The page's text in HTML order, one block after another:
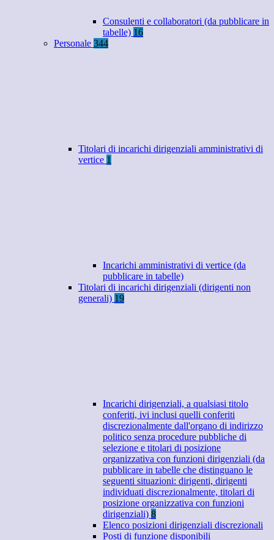
Consulenti e collaboratori (da pubblicare in
tabelle) 16
Personale 344
Titolari di incarichi dirigenziali amministrativi di
vertice 1
Incarichi amministrativi di vertice (da
pubblicare in tabelle)
Titolari di incarichi dirigenziali (dirigenti non
generali) 19
Incarichi dirigenziali, a qualsiasi titolo
conferiti, ivi inclusi quelli conferiti
discrezionalmente dall'organo di indirizzo
politico senza procedure pubbliche di
selezione e titolari di posizione
organizzativa con funzioni dirigenziali (da
pubblicare in tabelle che distinguano le
seguenti situazioni: dirigenti, dirigenti
individuati discrezionalmente, titolari di
posizione organizzativa con funzioni
dirigenziali) 8
Elenco posizioni dirigenziali discrezionali
Posti di funzione disponibili